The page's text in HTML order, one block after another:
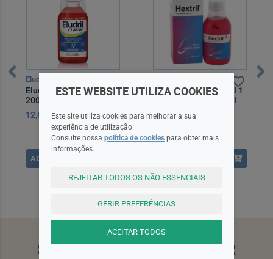
Eludril
Eludril Classic Colutório
200 ml
12,60EUR
ADICIONAR
Hextril Solução Bucal 1
9,60EUR
SUBSCREVA A NEWSLETTER
ESTE WEBSITE UTILIZA COOKIES
Este site utiliza cookies para melhorar a sua
experiência de utilização.
Consulte nossa política de cookies para obter mais
informações.
REJEITAR TODOS OS NÃO ESSENCIAIS
GERIR PREFERÊNCIAS
ACEITAR TODOS